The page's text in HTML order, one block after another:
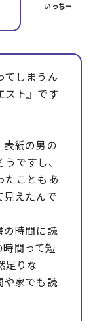
てしまうん
スト』です
表紙の男の
ですし、
たこともあ
見えたんで
の時間に読
間って短
足りな
や家でも読